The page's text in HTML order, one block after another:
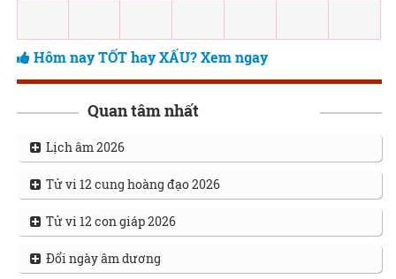
Hôm nay TỐT hay XẤU? Xem ngay
Quan tâm nhất
Lịch âm 2026
Tử vi 12 cung hoàng đạo 2026
Tử vi 12 con giáp 2026
Đổi ngày âm dương